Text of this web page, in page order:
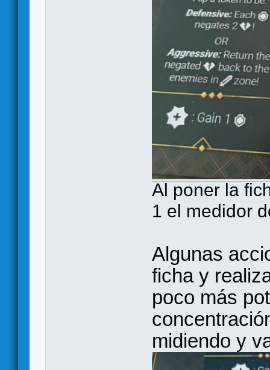
Al poner la
1 el medidor
Algunas
ficha y
poco más
midiendo y